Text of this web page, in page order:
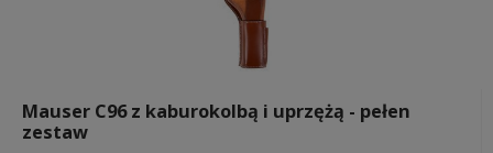
REPLIKI BRONI I AMUNICJI
Mauser C96 z kaburokolbą i uprzężą - pełen
zestaw